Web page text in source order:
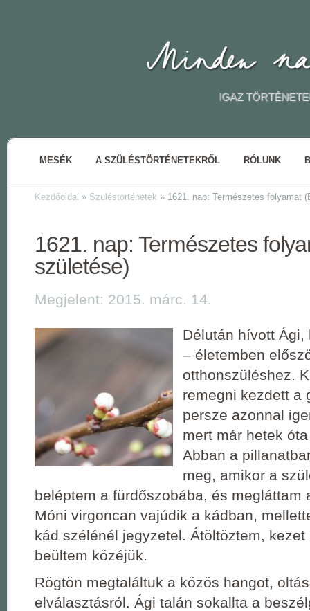
IGAZ
MESÉK A SZÜLÉSTÖRTÉNETEKRŐL RÓLUNK
Kezdőoldal » Szüléstörténetek » 1621. nap: Természetes folyamat
1621. nap: Természetes
születése)
Megjelent: 2015. márc. 14.
Délután hívott Ági,
– életemben
otthonszüléshez.
remegni kezdett a
persze azonnal
mert már hetek
Abban a
meg, amikor a
beléptem a fürdőszobába, és megláttam
Móni virgoncan vajúdik a kádban,
kád szélénél jegyzetel. Átöltöztem, kezet
beültem közéjük.
Rögtön megtaláltuk a közös hangot,
elválasztásról. Ági talán sokallta a